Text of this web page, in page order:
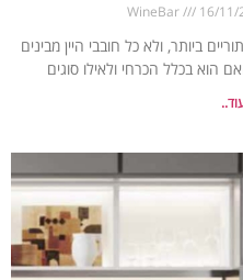
16/11/
ביותר, ולא כל חובבי היין מבינים
הוא בכלל הכרחי ולאילו סוגים